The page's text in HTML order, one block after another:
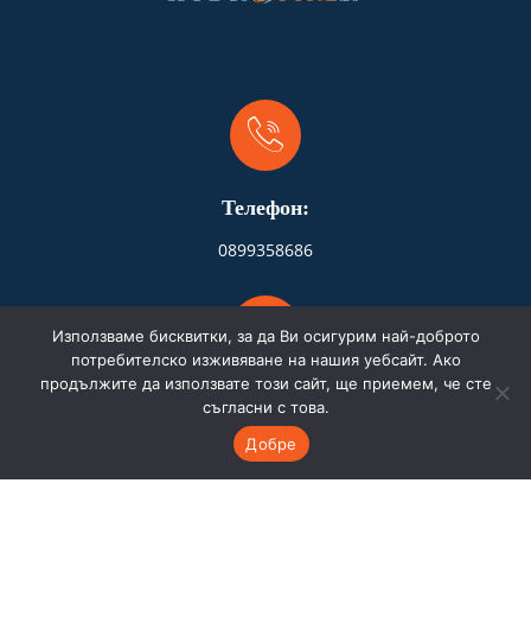
Телефон:
0899358686
Адрес:
Бургас
Използваме бисквитки, за да Ви осигурим най-доброто
потребителско изживяване на нашия уебсайт. Ако
продължите да използвате този сайт, ще приемем, че сте
съгласни с това.
Добре